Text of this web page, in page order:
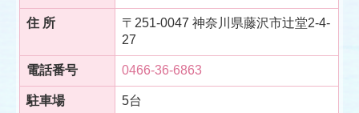
住 所
〒251-0047 神奈川県藤沢市辻堂2-4-
27
電話番号 0466-36-6863
駐車場 5台